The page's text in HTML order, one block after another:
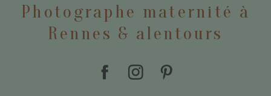
Photographe maternité à
Rennes & alentours